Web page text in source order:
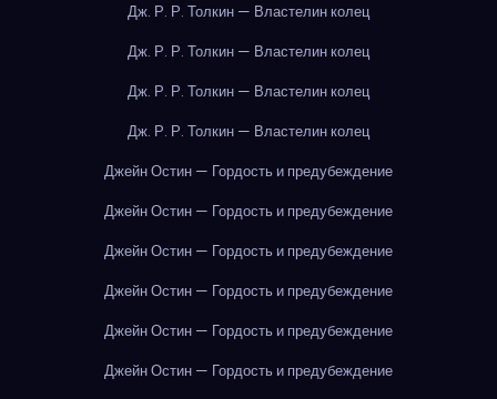
Дж. Р. Р. Толкин — Властелин колец
Дж. Р. Р. Толкин — Властелин колец
Дж. Р. Р. Толкин — Властелин колец
Дж. Р. Р. Толкин — Властелин колец
Джейн Остин — Гордость и предубеждение
Джейн Остин — Гордость и предубеждение
Джейн Остин — Гордость и предубеждение
Джейн Остин — Гордость и предубеждение
Джейн Остин — Гордость и предубеждение
Джейн Остин — Гордость и предубеждение